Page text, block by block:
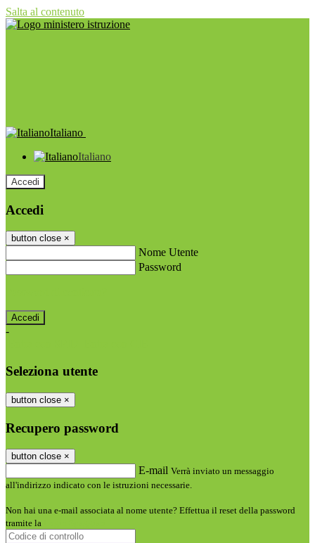
Salta al contenuto
Italiano
Italiano
Accedi
Accedi
button close ×
Nome Utente
Password
-
Seleziona utente
button close ×
Recupero password
button close ×
E-mail Verrà inviato un messaggio
all'indirizzo indicato con le istruzioni necessarie.
Non hai una e-mail associata al nome utente? Effettua il reset della password
tramite la